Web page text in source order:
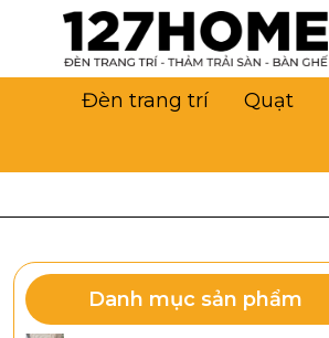
Đèn trang trí Quạt
Danh mục sản phẩm